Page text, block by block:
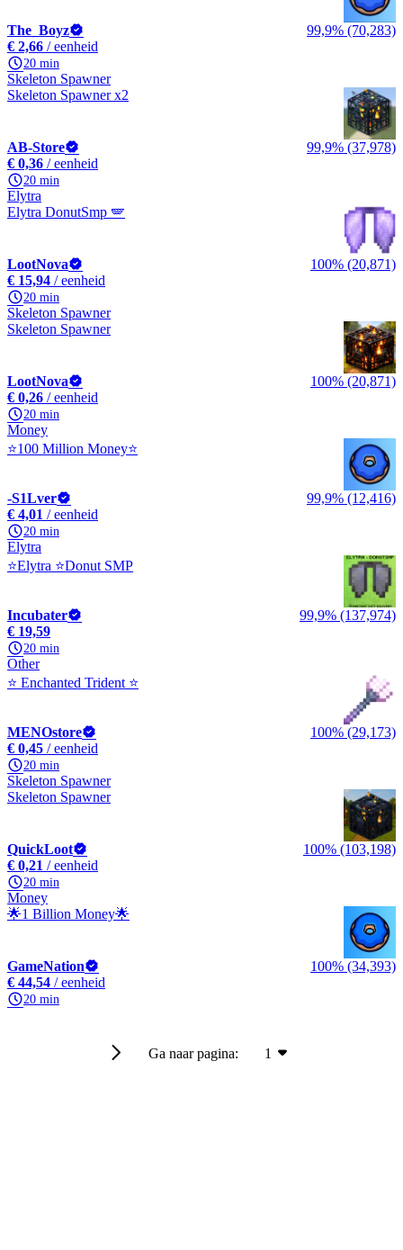
The_Boyz
99,9% (70,283)
€ 2,66 / eenheid
20 min
Skeleton Spawner
Skeleton Spawner x2
AB-Store
99,9% (37,978)
€ 0,36 / eenheid
20 min
Elytra
Elytra DonutSmp 🪽
LootNova
100% (20,871)
€ 15,94 / eenheid
20 min
Skeleton Spawner
Skeleton Spawner
LootNova
100% (20,871)
€ 0,26 / eenheid
20 min
Money
⭐100 Million Money⭐
-S1Lver
99,9% (12,416)
€ 4,01 / eenheid
20 min
Elytra
⭐Elytra ⭐Donut SMP
Incubater
99,9% (137,974)
€ 19,59
20 min
Other
⭐ Enchanted Trident ⭐
MENOstore
100% (29,173)
€ 0,45 / eenheid
20 min
Skeleton Spawner
Skeleton Spawner
QuickLoot
100% (103,198)
€ 0,21 / eenheid
20 min
Money
🌟1 Billion Money🌟
GameNation
100% (34,393)
€ 44,54 / eenheid
20 min
Ga naar pagina: 1